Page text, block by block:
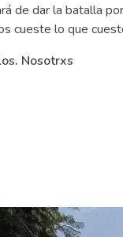
de dar la batalla
cueste lo que
Nosotrxs